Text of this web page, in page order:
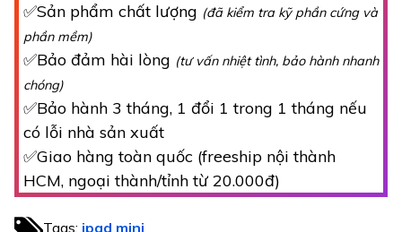
✅Sản phẩm chất lượng (đã kiểm tra kỹ phần cứng và
phần mềm)
✅Bảo đảm hài lòng (tư vấn nhiệt tình, bảo hành nhanh
chóng)
✅Bảo hành 3 tháng, 1 đổi 1 trong 1 tháng nếu
có lỗi nhà sản xuất
✅Giao hàng toàn quốc (freeship nội thành
HCM, ngoại thành/tỉnh từ 20.000đ)
Tags: ipad mini